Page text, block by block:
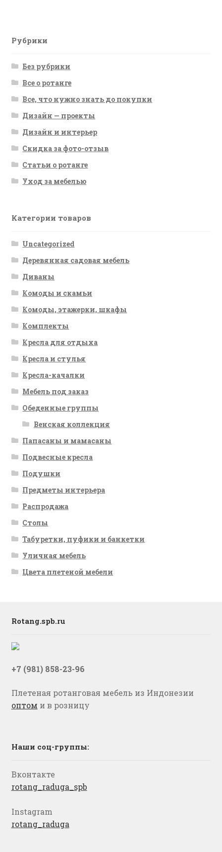
Рубрики
Без рубрики
Все о ротанге
Все, что нужно знать до покупки
Дизайн — проекты
Дизайн и интерьер
Скидка за фото-отзыв
Статьи о ротанге
Уход за мебелью
Категории товаров
Uncategorized
Деревянная садовая мебель
Диваны
Комоды и скамьи
Комоды, этажерки, шкафы
Комплекты
Кресла для отдыха
Кресла и стулья
Кресла-качалки
Мебель под заказ
Обеденные группы
Венская коллекция
Папасаны и мамасаны
Подвесные кресла
Подушки
Предметы интерьера
Распродажа
Столы
Табуретки, пуфики и банкетки
Уличная мебель
Цвета плетеной мебели
Rotang.spb.ru
+7 (981) 858-23-96
Плетеная ротанговая мебель из Индонезии
оптом и в розницу
Наши соц-группы:
Вконтакте
rotang_raduga_spb
Instagram
rotang_raduga